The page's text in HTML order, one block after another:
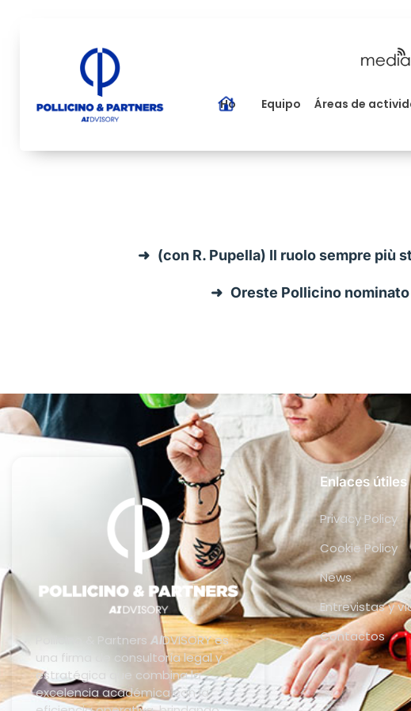
Home Equipo Áreas de
(con R. Pupella) Il ruolo sempre più
Oreste Pollicino
Pollicino & Partners AIDVISORY es
una firma de consultoría legal y
estratégica que combina la
excelencia académica con la
Enlaces útiles
Privacy Policy
Cookie Policy
News
Entrevistas y
Contactos